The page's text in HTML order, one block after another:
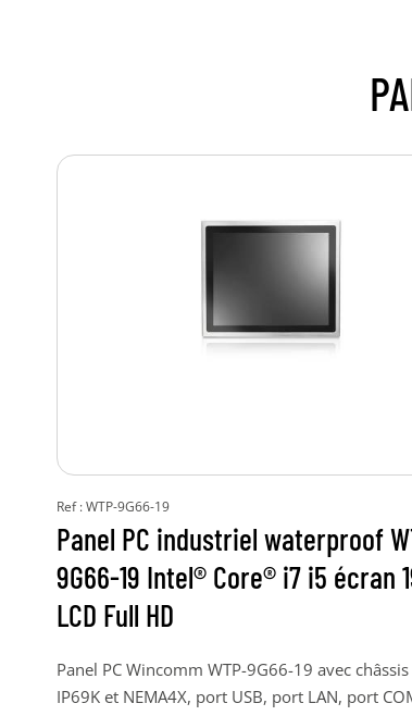
Ref : WTP-9G66-19
Panel PC industriel waterproof
9G66-19 Intel® Core® i7 i5 écran
LCD Full HD
Panel PC Wincomm WTP-9G66-19 avec
IP69K et NEMA4X, port USB, port LAN, port